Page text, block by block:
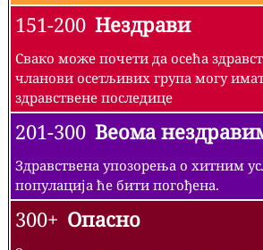
151-200 Нездрави
Свако може почети да осећа
чланови осетљивих група могу
здравствене последице
201-300 Веома
Здравствена упозорења о хитним
популација ће бити погођена.
300+ Опасно